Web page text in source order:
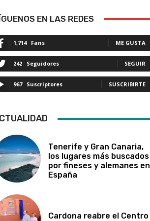
EN LAS REDES
1,714 Fans ME GUSTA
242 Seguidores SEGUIR
967 Suscriptores SUSCRIBIRTE
Tenerife y Gran Canaria,
los lugares más buscados
por fineses y alemanes en
España
Cardona reabre el Centro